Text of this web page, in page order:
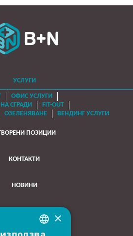
УСЛУГИ
ОФИС УСЛУГИ
СГРАДИ
FIT-OUT
ОЗЕЛЕНЯВАНЕ ВЕНДИНГ УСЛУГИ
ЗА НАС
ПОЗИЦИИ
КОНТАКТИ
НОВИНИ
×